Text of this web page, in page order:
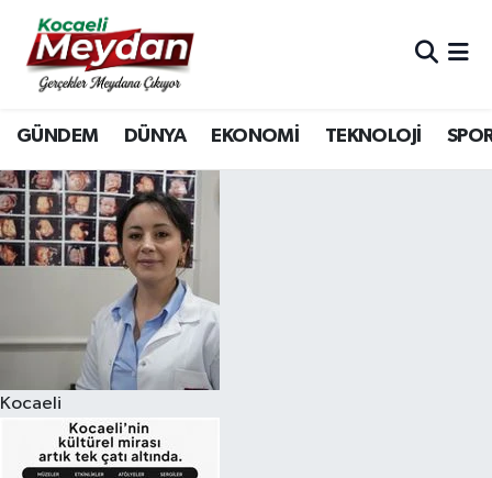
GÜNDEM DÜNYA EKONOMİ TEKNOLOJİ
Kocaeli
Nöbetçi Eczaneler
Hava Durumu
Trafik Durumu
Süper Lig Puan Durumu ve Fikstür
Tüm Manşetler
Son Dakika Haberleri
Haber Arşivi